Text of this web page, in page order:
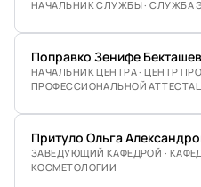
НАЧАЛЬНИК СЛУЖБЫ · СЛУЖБА
Поправко Зенифе
НАЧАЛЬНИК ЦЕНТРА · ЦЕНТР
ПРОФЕССИОНАЛЬНОЙ
Притуло Ольга
ЗАВЕДУЮЩИЙ КАФЕДРОЙ ·
КОСМЕТОЛОГИИ